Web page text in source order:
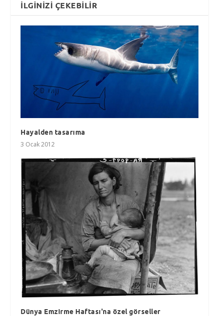
İLGINIZI ÇEKEBILIR
Hayalden tasarıma
3 Ocak 2012
Dünya Emzirme Haftası'na özel görseller